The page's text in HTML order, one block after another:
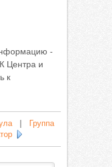
-
Центра и
к
|
Группа